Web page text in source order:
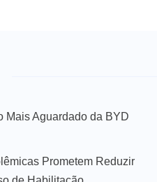
Mais Aguardado da BYD
Prometem Reduzir